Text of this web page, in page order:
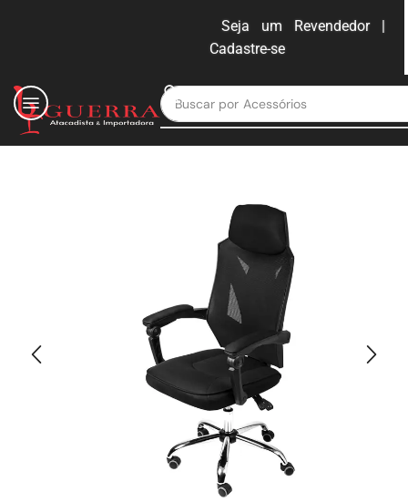
Seja um Revendedor |
Cadastre-se
Buscar por Moveis para escritório